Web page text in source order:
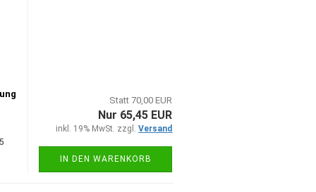
Statt 70,00 EUR
Nur 65,45 EUR
inkl. 19% MwSt. zzgl.Versand
IN DEN WARENKORB